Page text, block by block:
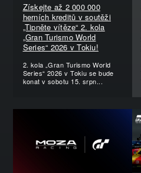
Získejte až 2 000 000
herních kreditů v soutěži
„Tipněte vítěze“ 2. kola
„Gran Turismo World
Series“ 2026 v Tokiu!
2. kola „Gran Turismo World
Series“ 2026 v Tokiu se bude
konat v sobotu 15. srpn...